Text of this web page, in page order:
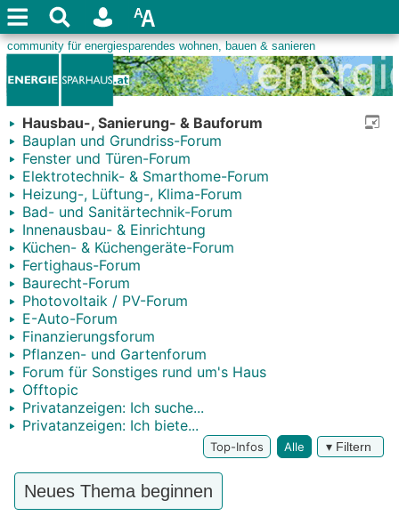
Hausbau-, Sanierung- & Bauforum
Bauplan und Grundriss-Forum
Fenster und Türen-Forum
Elektrotechnik- & Smarthome-Forum
Heizung-, Lüftung-, Klima-Forum
Bad- und Sanitärtechnik-Forum
Innenausbau- & Einrichtung
Küchen- & Küchengeräte-Forum
Fertighaus-Forum
Baurecht-Forum
Photovoltaik / PV-Forum
E-Auto-Forum
Finanzierungsforum
Pflanzen- und Gartenforum
Forum für Sonstiges rund um's Haus
Offtopic
Privatanzeigen: Ich suche...
Privatanzeigen: Ich biete...
Top-Infos Alle ▾ Filtern
Neues Thema beginnen